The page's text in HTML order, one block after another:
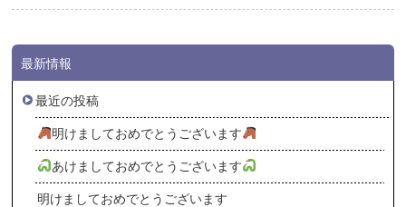
最新情報
最近の投稿
明けましておめでとうございます
あけましておめでとうございます
明けましておめでとうございます